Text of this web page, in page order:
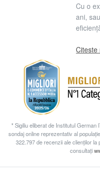
Cu o
ani,
Citeste
* Sigiliu eliberat de Institutul
sondaj online reprezentativ al
322.797 de recenzii ale clienților la
consultați